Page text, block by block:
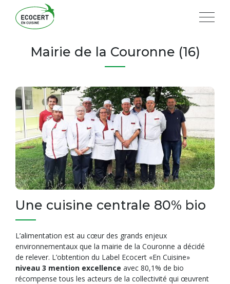
Mairie de la Couronne (16)
Une cuisine centrale 80% bio
L’alimentation est au cœur des grands enjeux
environnementaux que la mairie de la Couronne a décidé
de relever. L’obtention du Label Ecocert «En Cuisine»
niveau 3 mention excellence avec 80,1% de bio
récompense tous les acteurs de la collectivité qui œuvrent